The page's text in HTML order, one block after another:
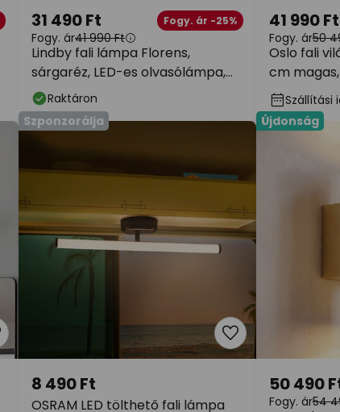
Lindby fali lámpa Florens,
sárgaréz, LED-es olvasólámpa,
23,5 cm
31 490 Ft Fogy. ár -25%
Fogy. ár41 990 Ft
Raktáron
Oslo fali
cm magas,
41 990 Ft
Fogy. ár50
Szállítási
Szponzorálja
OSRAM LED tölthető fali lámpa
8 490 Ft
Újdonság
50 490
Fogy. ár54